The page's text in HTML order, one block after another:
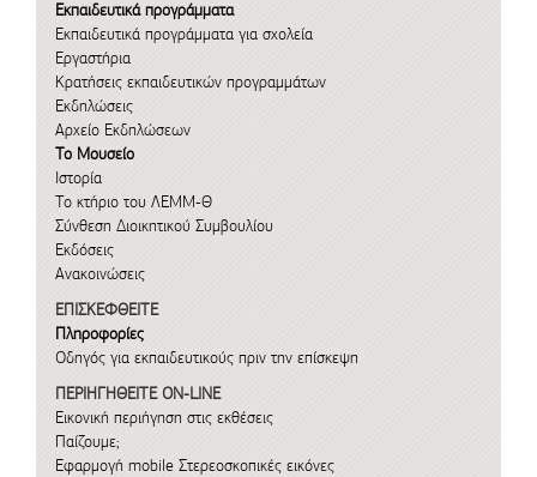
Εκπαιδευτικά προγράμματα
Εκπαιδευτικά προγράμματα για σχολεία
Εργαστήρια
Κρατήσεις εκπαιδευτικών προγραμμάτων
Εκδηλώσεις
Αρχείο Εκδηλώσεων
Το Μουσείο
Ιστορία
Το κτήριο του ΛΕΜΜ-Θ
Σύνθεση Διοικητικού Συμβουλίου
Εκδόσεις
Ανακοινώσεις
ΕΠΙΣΚΕΦΘΕΙΤΕ
Πληροφορίες
Οδηγός για εκπαιδευτικούς πριν την επίσκεψη
ΠΕΡΙΗΓΗΘΕΙΤΕ ON-LINE
Εικονική περιήγηση στις εκθέσεις
Παίζουμε;
Εφαρμογή mobile Στερεοσκοπικές εικόνες